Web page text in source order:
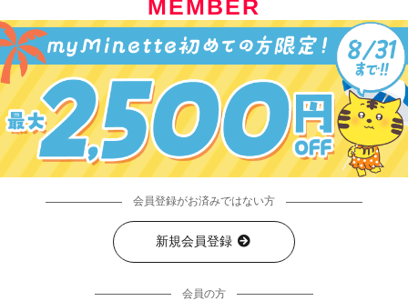
MEMBER
会員登録がお済みではない方
新規会員登録
会員の方